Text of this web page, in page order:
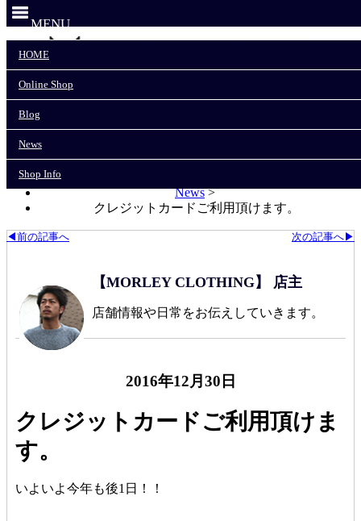
Online Shop
News
MENU
HOME
Online Shop
Blog
News
Shop Info
News>
クレジットカードご利用頂けます。
次の記事へ▶
◀前の記事へ
【MORLEY CLOTHING】 店主
店舗情報や日常をお伝えしていきます。
2016年12月30日
クレジットカードご利用頂けま
す。
いよいよ今年も後1日！！